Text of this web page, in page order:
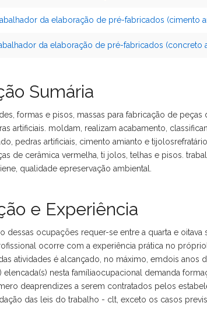
da elaboração de pré-fabricados (cimento
da elaboração de pré-fabricados (concreto
Sumária
formas e pisos, massas para fabricação de
artificiais. moldam, realizam acabamento,
pedras artificiais, cimento amianto e
de cerâmica vermelha, ti jolos, telhas e pisos.
qualidade epreservação ambiental.
e Experiência
dessas ocupações requer-se entre a quarta e oitava
ocorre com a experiência prática no
atividades é alcançado, no máximo, emdois anos
elencada(s) nesta famíliaocupacional demanda
deaprendizes a serem contratados pelos
das leis do trabalho - clt, exceto os casos